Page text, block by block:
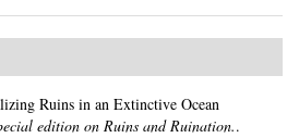
Ruins in an Extinctive Ocean
edition on Ruins and Ruination..